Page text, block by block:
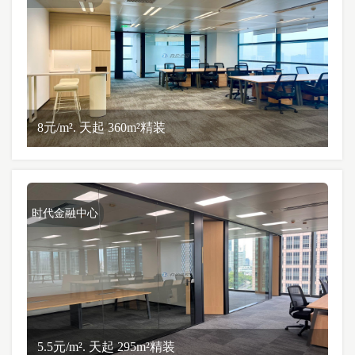
8元/m². 天起 360m²精装
时代金融中心
5.5元/m². 天起 295m²精装